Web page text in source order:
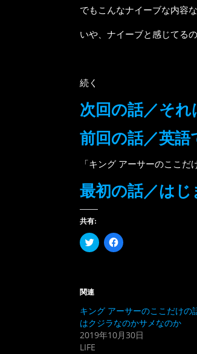
でもこんなナイーブな内容
いや、ナイーブと感じてる
続く
次回の話／そ
前回の話／英語
「キング アーサーのここ
最初の話／はじ
共有:
ク
リ
有
(新
し
い
Facebook
で
リ
ッ
ク
し
関連
キング アーサーのここだけの
はクジラなのかサメなのか
2019年10月30日
LIFE